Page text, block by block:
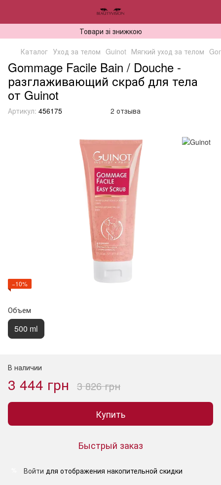
Товари зі знижкою
Каталог Уход за телом Guinot Мягкий уход за телом
Gommage Facile Bain / Douche -
разглаживающий скраб для тела
от Guinot
Артикул: 456175 2 отзыва
−10%
Объем
500 ml
В наличии
3 444 грн 3 826 грн
Купить
Быстрый заказ
Войти для отображения накопительной скидки